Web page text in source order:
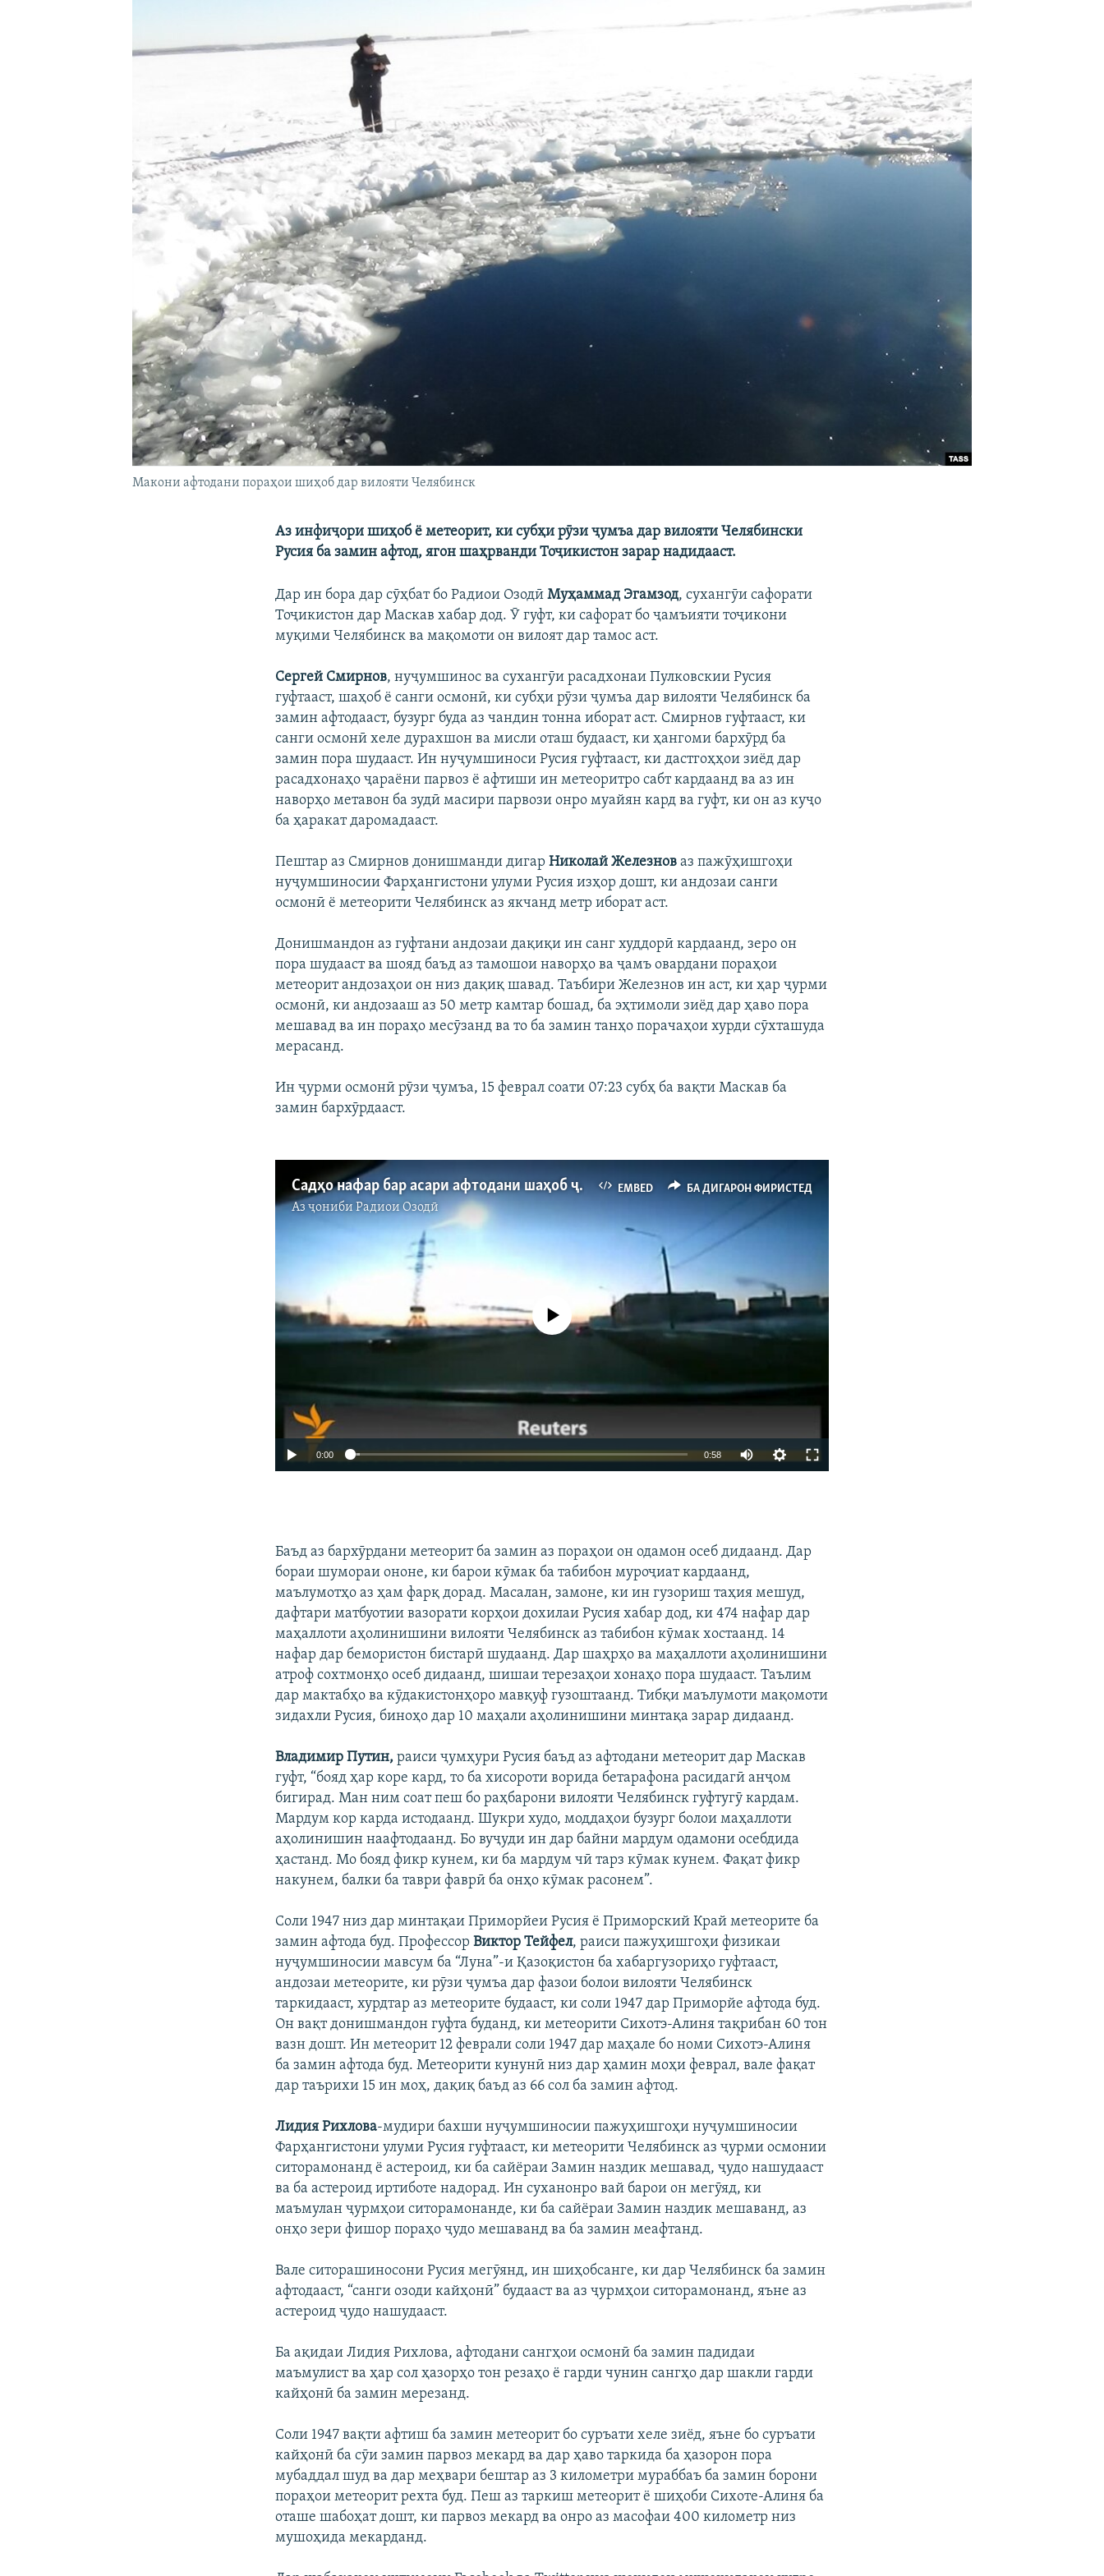
Макони афтодани пораҳои шиҳоб дар вилояти Челябинск
Аз инфиҷори шиҳоб ё метеорит, ки субҳи рӯзи ҷумъа дар вилояти Челябински
Русия ба замин афтод, ягон шаҳрванди Тоҷикистон зарар надидааст.
Дар ин бора дар сӯҳбат бо Радиои ОзодӣМуҳаммад Эгамзод, сухангӯи сафорати
Тоҷикистон дар Маскав хабар дод. Ӯ гуфт, ки сафорат бо ҷамъияти тоҷикони
муқими Челябинск ва мақомоти он вилоят дар тамос аст.
Сергей Смирнов, нуҷумшинос ва сухангӯи расадхонаи Пулковскии Русия
гуфтааст, шаҳоб ё санги осмонӣ, ки субҳи рӯзи ҷумъа дар вилояти Челябинск ба
замин афтодааст, бузург буда аз чандин тонна иборат аст. Смирнов гуфтааст, ки
санги осмонӣ хеле дурахшон ва мисли оташ будааст, ки ҳангоми бархӯрд ба
замин пора шудааст. Ин нуҷумшиноси Русия гуфтааст, ки дастгоҳҳои зиёд дар
расадхонаҳо ҷараёни парвоз ё афтиши ин метеоритро сабт кардаанд ва аз ин
наворҳо метавон ба зудӣ масири парвози онро муайян кард ва гуфт, ки он аз куҷо
ба ҳаракат даромадааст.
Пештар аз Смирнов донишманди дигарНиколай Железнов аз пажӯҳишгоҳи
нуҷумшиносии Фарҳангистони улуми Русия изҳор дошт, ки андозаи санги
осмонӣ ё метеорити Челябинск аз якчанд метр иборат аст.
Донишмандон аз гуфтани андозаи дақиқи ин санг худдорӣ кардаанд, зеро он
пора шудааст ва шояд баъд аз тамошои наворҳо ва ҷамъ овардани пораҳои
метеорит андозаҳои он низ дақиқ шавад. Таъбири Железнов ин аст, ки ҳар ҷурми
осмонӣ, ки андозааш аз 50 метр камтар бошад, ба эҳтимоли зиёд дар ҳаво пора
мешавад ва ин пораҳо месӯзанд ва то ба замин танҳо порачаҳои хурди сӯхташуда
мерасанд.
Ин ҷурми осмонӣ рӯзи ҷумъа, 15 феврал соати 07:23 субҳ ба вақти Маскав ба
замин бархӯрдааст.
EMBED БА ДИГАРОН ФИРИСТЕД
Садҳо нафар бар асари афтодани шаҳоб ҷароҳат диданд
Аз ҷонибиРадиои Озодӣ
Феълан кор намекунад
0:00 0:58
Баъд аз бархӯрдани метеорит ба замин аз пораҳои он одамон осеб дидаанд. Дар
бораи шумораи ононе, ки барои кӯмак ба табибон муроҷиат кардаанд,
маълумотҳо аз ҳам фарқ дорад. Масалан, замоне, ки ин гузориш таҳия мешуд,
дафтари матбуотии вазорати корҳои дохилаи Русия хабар дод, ки 474 нафар дар
маҳаллоти аҳолинишини вилояти Челябинск аз табибон кӯмак хостаанд. 14
нафар дар бемористон бистарӣ шудаанд. Дар шаҳрҳо ва маҳаллоти аҳолинишини
атроф сохтмонҳо осеб дидаанд, шишаи терезаҳои хонаҳо пора шудааст. Таълим
дар мактабҳо ва кӯдакистонҳоро мавқуф гузоштаанд. Тибқи маълумоти мақомоти
зидахли Русия, биноҳо дар 10 маҳали аҳолинишини минтақа зарар дидаанд.
Владимир Путин,раиси ҷумҳури Русия баъд аз афтодани метеорит дар Маскав
гуфт, “бояд ҳар коре кард, то ба хисороти ворида бетарафона расидагӣ анҷом
бигирад. Ман ним соат пеш бо раҳбарони вилояти Челябинск гуфтугӯ кардам.
Мардум кор карда истодаанд. Шукри худо, моддаҳои бузург болои маҳаллоти
аҳолинишин наафтодаанд. Бо вуҷуди ин дар байни мардум одамони осебдида
ҳастанд. Мо бояд фикр кунем, ки ба мардум чӣ тарз кӯмак кунем. Фақат фикр
накунем, балки ба таври фаврӣ ба онҳо кӯмак расонем”.
Соли 1947 низ дар минтақаи Приморйеи Русия ё Приморский Край метеорите ба
замин афтода буд. ПрофессорВиктор Тейфел, раиси пажуҳишгоҳи физикаи
нуҷумшиносии мавсум ба “Луна”-и Қазоқистон ба хабаргузориҳо гуфтааст,
андозаи метеорите, ки рӯзи ҷумъа дар фазои болои вилояти Челябинск
таркидааст, хурдтар аз метеорите будааст, ки соли 1947 дар Приморйе афтода буд.
Он вақт донишмандон гуфта буданд, ки метеорити Сихотэ-Алиня тақрибан 60 тон
вазн дошт. Ин метеорит 12 феврали соли 1947 дар маҳале бо номи Сихотэ-Алиня
ба замин афтода буд. Метеорити кунунӣ низ дар ҳамин моҳи феврал, вале фақат
дар таърихи 15 ин моҳ, дақиқ баъд аз 66 сол ба замин афтод.
Лидия Рихлова-мудири бахши нуҷумшиносии пажуҳишгоҳи нуҷумшиносии
Фарҳангистони улуми Русия гуфтааст, ки метеорити Челябинск аз ҷурми осмонии
ситорамонанд ё астероид, ки ба сайёраи Замин наздик мешавад, ҷудо нашудааст
ва ба астероид иртиботе надорад. Ин суханонро вай барои он мегӯяд, ки
маъмулан ҷурмҳои ситорамонанде, ки ба сайёраи Замин наздик мешаванд, аз
онҳо зери фишор пораҳо ҷудо мешаванд ва ба замин меафтанд.
Вале ситорашиносони Русия мегӯянд, ин шиҳобсанге, ки дар Челябинск ба замин
афтодааст, “санги озоди кайҳонӣ” будааст ва аз ҷурмҳои ситорамонанд, яъне аз
астероид ҷудо нашудааст.
Ба ақидаи Лидия Рихлова, афтодани сангҳои осмонӣ ба замин падидаи
маъмулист ва ҳар сол ҳазорҳо тон резаҳо ё гарди чунин сангҳо дар шакли гарди
кайҳонӣ ба замин мерезанд.
Соли 1947 вақти афтиш ба замин метеорит бо суръати хеле зиёд, яъне бо суръати
кайҳонӣ ба сӯи замин парвоз мекард ва дар ҳаво таркида ба ҳазорон пора
мубаддал шуд ва дар меҳвари бештар аз 3 километри мураббаъ ба замин борони
пораҳои метеорит рехта буд. Пеш аз таркиш метеорит ё шиҳоби Сихоте-Алиня ба
оташе шабоҳат дошт, ки парвоз мекард ва онро аз масофаи 400 километр низ
мушоҳида мекарданд.